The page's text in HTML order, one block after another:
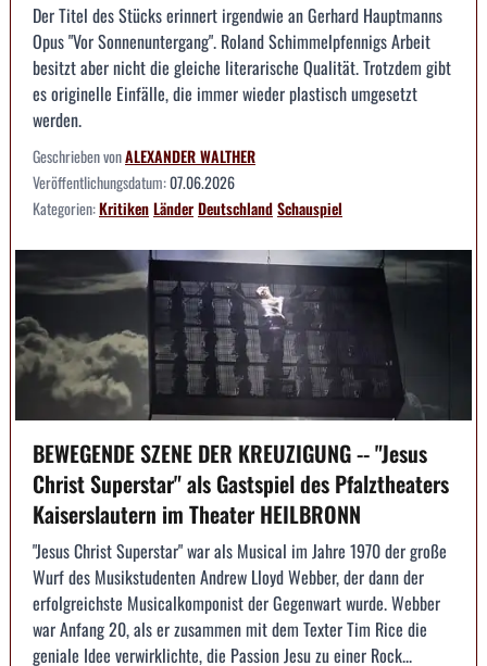
Der Titel des Stücks erinnert irgendwie an Gerhard Hauptmanns
Opus "Vor Sonnenuntergang". Roland Schimmelpfennigs Arbeit
besitzt aber nicht die gleiche literarische Qualität. Trotzdem gibt
es originelle Einfälle, die immer wieder plastisch umgesetzt
werden.
Geschrieben vonALEXANDER WALTHER
Veröffentlichungsdatum:07.06.2026
Kategorien:KritikenLänderDeutschlandSchauspiel
BEWEGENDE SZENE DER KREUZIGUNG -- "Jesus
Christ Superstar" als Gastspiel des Pfalztheaters
Kaiserslautern im Theater HEILBRONN
"Jesus Christ Superstar" war als Musical im Jahre 1970 der große
Wurf des Musikstudenten Andrew Lloyd Webber, der dann der
erfolgreichste Musicalkomponist der Gegenwart wurde. Webber
war Anfang 20, als er zusammen mit dem Texter Tim Rice die
geniale Idee verwirklichte, die Passion Jesu zu einer Rock...